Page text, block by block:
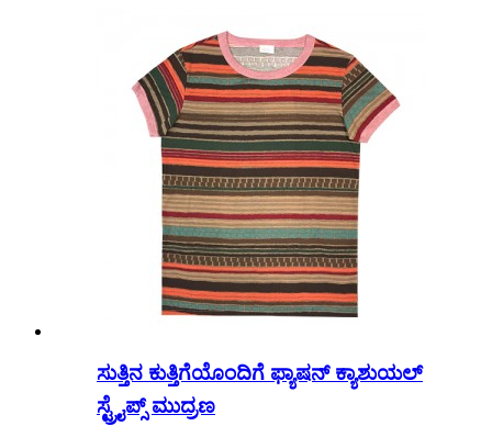
ಸುತ್ತಿನ ಕುತ್ತಿಗೆಯೊಂದಿಗೆ ಫ್ಯಾಷನ್ ಕ್ಯಾಶುಯಲ್
ಸ್ಟ್ರೈಪ್ಸ್ ಮುದ್ರಣ